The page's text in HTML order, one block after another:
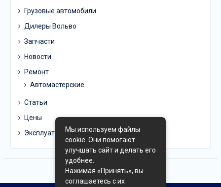
Грузовые автомобили
Дилеры Вольво
Запчасти
Новости
Ремонт
Автомастерские
Статьи
Цены
ЭксплуатацияМы используем файлы
cookie. Они помогают
улучшать сайт и делать его
удобнее.
Нажимая «Принять», вы
соглашаетесь с их